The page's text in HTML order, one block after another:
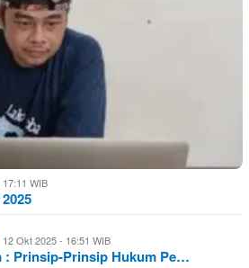
WIB
12 Okt 2025 - 16:51 WIB
: Prinsip-Prinsip Hukum Pe…